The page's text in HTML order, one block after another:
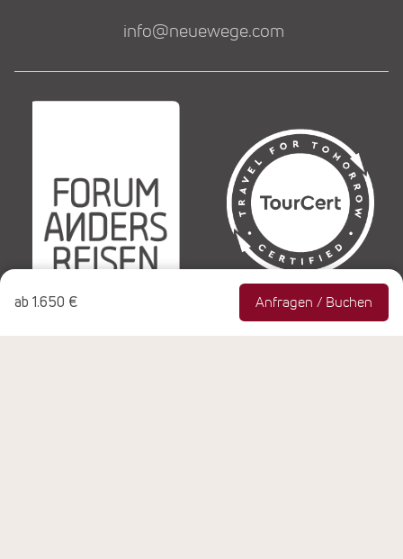
ab 1.650 € Anfragen / Buchen
info@neuewege.com